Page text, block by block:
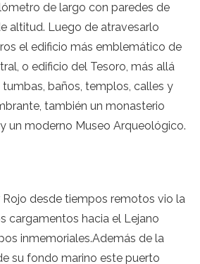
de largo con paredes de
altitud. Luego de atravesarlo
el edificio más emblemático de
o edificio del Tesoro, más allá
baños, templos, calles y
también un monasterio
un moderno Museo Arqueológico.
Rojo desde tiempos remotos vio la
cargamentos hacia el Lejano
inmemoriales.Además de la
su fondo marino este puerto